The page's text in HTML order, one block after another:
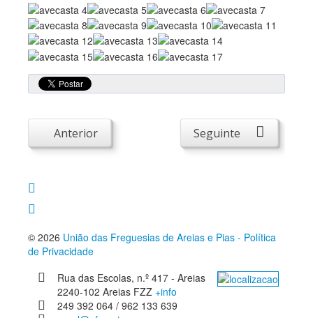
Anterior Seguinte
© 2026 União das Freguesias de Areias e Pias - Política
de Privacidade
Rua das Escolas, n.º 417 - Areias
2240-102 Areias FZZ +info
249 392 064 / 962 133 639